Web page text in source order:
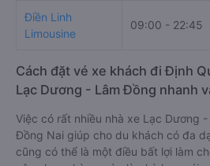
Điền Linh
Limousine
09:00 - 22:45
Cách đặt vé xe khách đi Định
Lạc Dương - Lâm Đồng nhanh
Việc có rất nhiều nhà xe Lạc Dương
Đồng Nai giúp cho du khách có đa
cũng có thể là một điều bất lợi làm